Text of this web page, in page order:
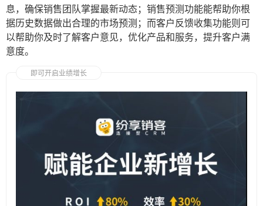
息，确保销售团队掌握最新动态；销售预测功能能帮助你根
据历史数据做出合理的市场预测；而客户反馈收集功能则可
以帮助你及时了解客户意见，优化产品和服务，提升客户满
意度。
即可开启业绩增长